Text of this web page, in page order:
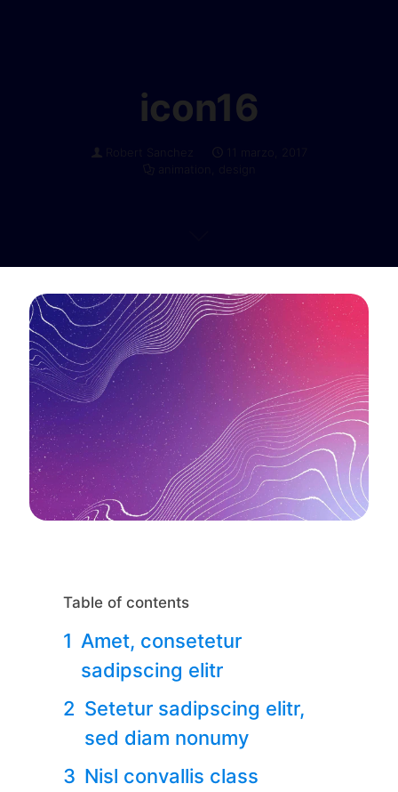
icon16
Table of contents
Amet, consetetur
sadipscing elitr
Setetur sadipscing elitr,
sed diam nonumy
Nisl convallis class